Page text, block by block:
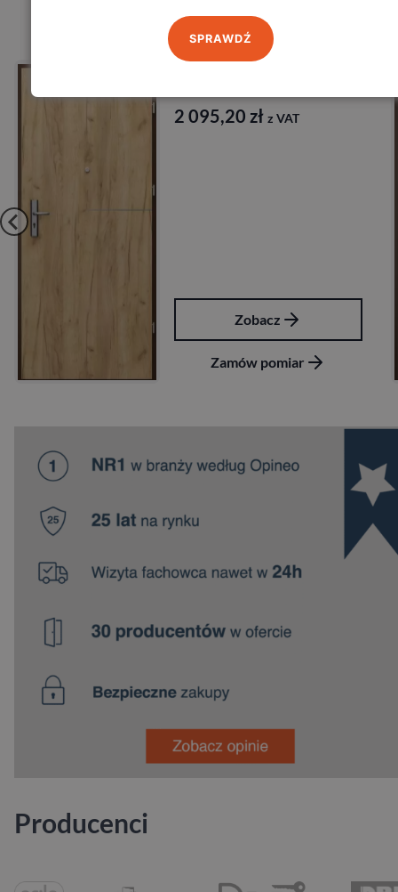
Produkty marki Porta
2 095,20 zł z VAT
Zobacz
Zamów pomiar
Producenci
SPRAWDŹ